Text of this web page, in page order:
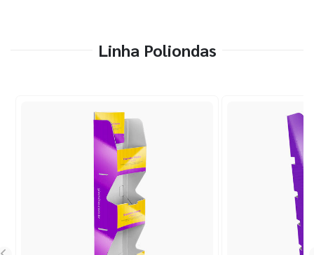
Linha Poliondas